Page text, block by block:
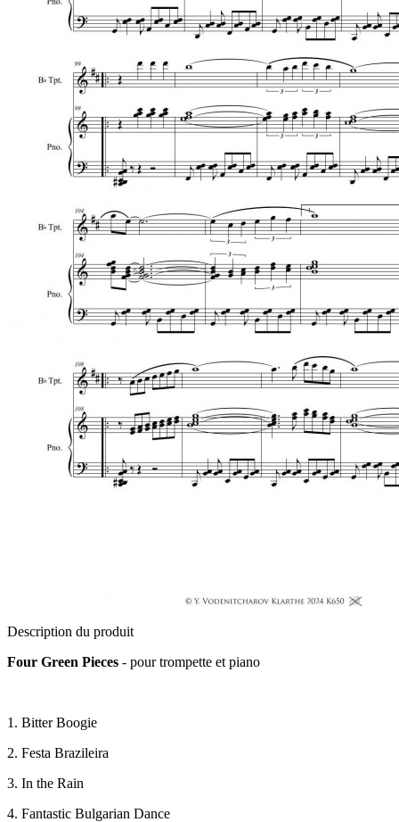
Description du produit
Four Green Pieces - pour trompette et piano
1. Bitter Boogie
2. Festa Brazileira
3. In the Rain
4. Fantastic Bulgarian Dance